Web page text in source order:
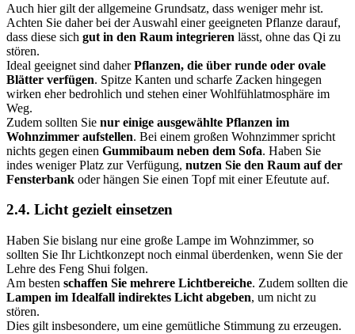
Auch hier gilt der allgemeine Grundsatz, dass weniger mehr ist.
Achten Sie daher bei der Auswahl einer geeigneten Pflanze darauf,
dass diese sich gut in den Raum integrieren lässt, ohne das Qi zu
stören.
Ideal geeignet sind daherPflanzen, die über runde oder ovale
Blätter verfügen. Spitze Kanten und scharfe Zacken hingegen
wirken eher bedrohlich und stehen einer Wohlfühlatmosphäre im
Weg.
Zudem sollten Sie nur einige ausgewählte Pflanzen im
Wohnzimmer aufstellen. Bei einem großen Wohnzimmer spricht
nichts gegen einen Gummibaum neben dem Sofa. Haben Sie
indes weniger Platz zur Verfügung, nutzen Sie den Raum auf der
Fensterbank oder hängen Sie einen Topf mit einer Efeutute auf.
2.4. Licht gezielt einsetzen
Haben Sie bislang nur eine große Lampe im Wohnzimmer, so
sollten Sie Ihr Lichtkonzept noch einmal überdenken, wenn Sie der
Lehre des Feng Shui folgen.
Am besten schaffen Sie mehrere Lichtbereiche. Zudem sollten die
Lampen im Idealfall indirektes Licht abgeben, um nicht zu
stören.
Dies gilt insbesondere, um eine gemütliche Stimmung zu erzeugen.